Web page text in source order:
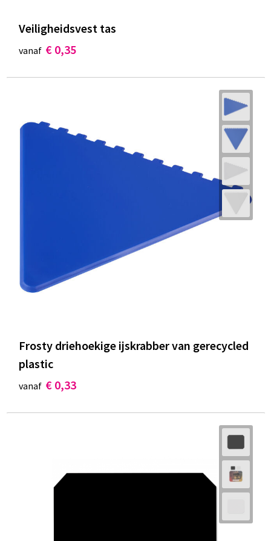
Veiligheidsvest tas
vanaf € 0,35
Frosty driehoekige ijskrabber van gerecycled
plastic
vanaf € 0,33